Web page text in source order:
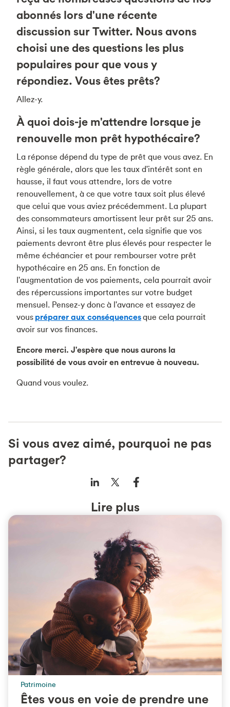
abonnés lors d'une récente
discussion sur Twitter. Nous avons
choisi une des questions les plus
populaires pour que vous y
répondiez. Vous êtes prêts?
Allez-y.
À quoi dois-je m'attendre lorsque je
renouvelle mon prêt hypothécaire?
La réponse dépend du type de prêt que vous avez. En
règle générale, alors que les taux d'intérêt sont en
hausse, il faut vous attendre, lors de votre
renouvellement, à ce que votre taux soit plus élevé
que celui que vous aviez précédemment. La plupart
des consommateurs amortissent leur prêt sur 25 ans.
Ainsi, si les taux augmentent, cela signifie que vos
paiements devront être plus élevés pour respecter le
même échéancier et pour rembourser votre prêt
hypothécaire en 25 ans. En fonction de
l'augmentation de vos paiements, cela pourrait avoir
des répercussions importantes sur votre budget
mensuel. Pensez-y donc à l'avance et essayez de
vous préparer aux conséquencesque cela pourrait
avoir sur vos finances.
Encore merci. J'espère que nous aurons la
possibilité de vous avoir en entrevue à nouveau.
Quand vous voulez.
Si vous avez aimé, pourquoi ne pas
partager?
Lire plus
Patrimoine
Êtes vous en voie de prendre une